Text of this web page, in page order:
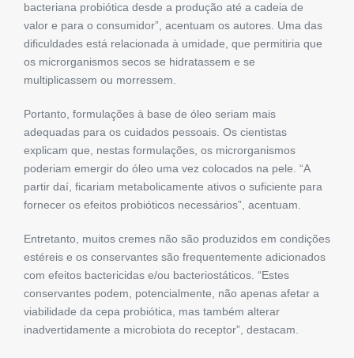
bacteriana probiótica desde a produção até a cadeia de
valor e para o consumidor”, acentuam os autores. Uma das
dificuldades está relacionada à umidade, que permitiria que
os microrganismos secos se hidratassem e se
multiplicassem ou morressem.
Portanto, formulações à base de óleo seriam mais
adequadas para os cuidados pessoais. Os cientistas
explicam que, nestas formulações, os microrganismos
poderiam emergir do óleo uma vez colocados na pele. “A
partir daí, ficariam metabolicamente ativos o suficiente para
fornecer os efeitos probióticos necessários”, acentuam.
Entretanto, muitos cremes não são produzidos em condições
estéreis e os conservantes são frequentemente adicionados
com efeitos bactericidas e/ou bacteriostáticos. “Estes
conservantes podem, potencialmente, não apenas afetar a
viabilidade da cepa probiótica, mas também alterar
inadvertidamente a microbiota do receptor”, destacam.